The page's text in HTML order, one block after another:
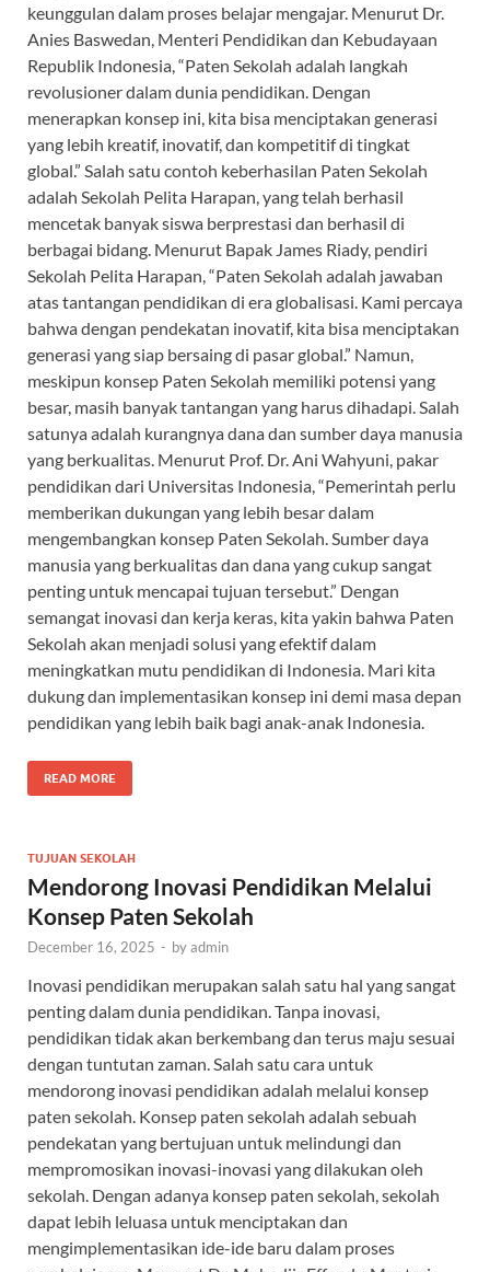
keunggulan dalam proses belajar mengajar. Menurut Dr.
Anies Baswedan, Menteri Pendidikan dan Kebudayaan
Republik Indonesia, “Paten Sekolah adalah langkah
revolusioner dalam dunia pendidikan. Dengan
menerapkan konsep ini, kita bisa menciptakan generasi
yang lebih kreatif, inovatif, dan kompetitif di tingkat
global.” Salah satu contoh keberhasilan Paten Sekolah
adalah Sekolah Pelita Harapan, yang telah berhasil
mencetak banyak siswa berprestasi dan berhasil di
berbagai bidang. Menurut Bapak James Riady, pendiri
Sekolah Pelita Harapan, “Paten Sekolah adalah jawaban
atas tantangan pendidikan di era globalisasi. Kami percaya
bahwa dengan pendekatan inovatif, kita bisa menciptakan
generasi yang siap bersaing di pasar global.” Namun,
meskipun konsep Paten Sekolah memiliki potensi yang
besar, masih banyak tantangan yang harus dihadapi. Salah
satunya adalah kurangnya dana dan sumber daya manusia
yang berkualitas. Menurut Prof. Dr. Ani Wahyuni, pakar
pendidikan dari Universitas Indonesia, “Pemerintah perlu
memberikan dukungan yang lebih besar dalam
mengembangkan konsep Paten Sekolah. Sumber daya
manusia yang berkualitas dan dana yang cukup sangat
penting untuk mencapai tujuan tersebut.” Dengan
semangat inovasi dan kerja keras, kita yakin bahwa Paten
Sekolah akan menjadi solusi yang efektif dalam
meningkatkan mutu pendidikan di Indonesia. Mari kita
dukung dan implementasikan konsep ini demi masa depan
pendidikan yang lebih baik bagi anak-anak Indonesia.
READ MORE
TUJUAN SEKOLAH
Mendorong Inovasi Pendidikan Melalui
Konsep Paten Sekolah
December 16, 2025 - byadmin
Inovasi pendidikan merupakan salah satu hal yang sangat
penting dalam dunia pendidikan. Tanpa inovasi,
pendidikan tidak akan berkembang dan terus maju sesuai
dengan tuntutan zaman. Salah satu cara untuk
mendorong inovasi pendidikan adalah melalui konsep
paten sekolah. Konsep paten sekolah adalah sebuah
pendekatan yang bertujuan untuk melindungi dan
mempromosikan inovasi-inovasi yang dilakukan oleh
sekolah. Dengan adanya konsep paten sekolah, sekolah
dapat lebih leluasa untuk menciptakan dan
mengimplementasikan ide-ide baru dalam proses